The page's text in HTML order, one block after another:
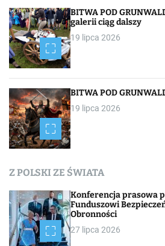
BITWA POD
galerii ciąg dalszy
19 lipca 2026
BITWA POD
19 lipca 2026
Z POLSKI ZE ŚWIATA
Konferencja prasowa
Funduszowi
Obronności
27 lipca 2026